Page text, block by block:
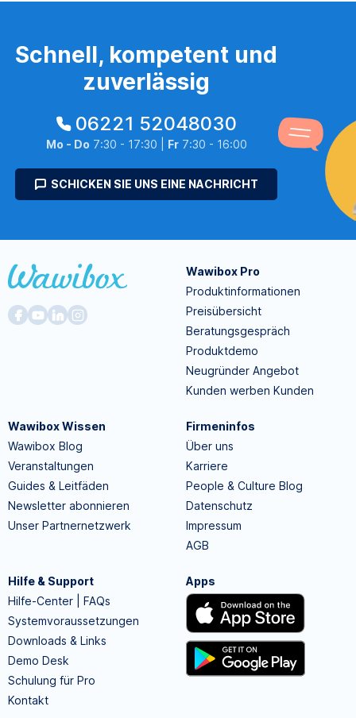
Schnell, kompetent und
zuverlässig
06221 52048030
Mo - Do 7:30 - 17:30 | Fr7:30 - 16:00
SCHICKEN SIE UNS EINE NACHRICHT
Wawibox Pro
Produktinformationen
Preisübersicht
Beratungsgespräch
Produktdemo
Neugründer Angebot
Kunden werben Kunden
Wawibox Wissen
Wawibox Blog
Veranstaltungen
Guides & Leitfäden
Newsletter abonnieren
Unser Partnernetzwerk
Firmeninfos
Über uns
Karriere
People & Culture Blog
Datenschutz
Impressum
AGB
Hilfe & Support
Hilfe-Center | FAQs
Systemvoraussetzungen
Downloads & Links
Demo Desk
Schulung für Pro
Kontakt
Apps